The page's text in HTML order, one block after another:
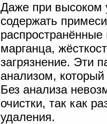
Даже при высоком
содержать
марганца,
загрязнение. Эти
анализом,
Без анализа
очистки, так как
удаления.